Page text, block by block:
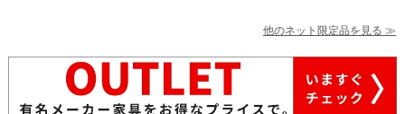
他のネット限定品を見る ≫